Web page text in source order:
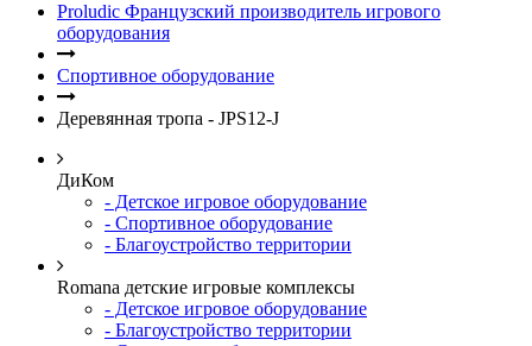
Proludic Французский производитель игрового
оборудования
Спортивное оборудование
Деревянная тропа - JPS12-J
ДиКом
- Детское игровое оборудование
- Спортивное оборудование
- Благоустройство территории
Romana детские игровые комплексы
- Детское игровое оборудование
- Благоустройство территории